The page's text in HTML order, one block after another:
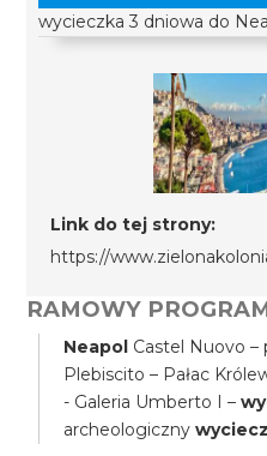
wycieczka 3 dniowa do
Link do tej strony:
https://
RAMOWY
Neapol Castel Nuovo –
Plebiscito – Pałac
- Galeria Umberto I –
archeologiczny